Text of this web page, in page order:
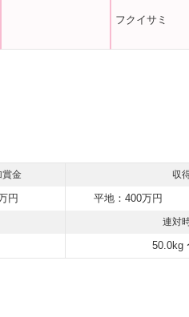
フクイサミ
賞金 収
円 平地：400万円
連対
50.0kg